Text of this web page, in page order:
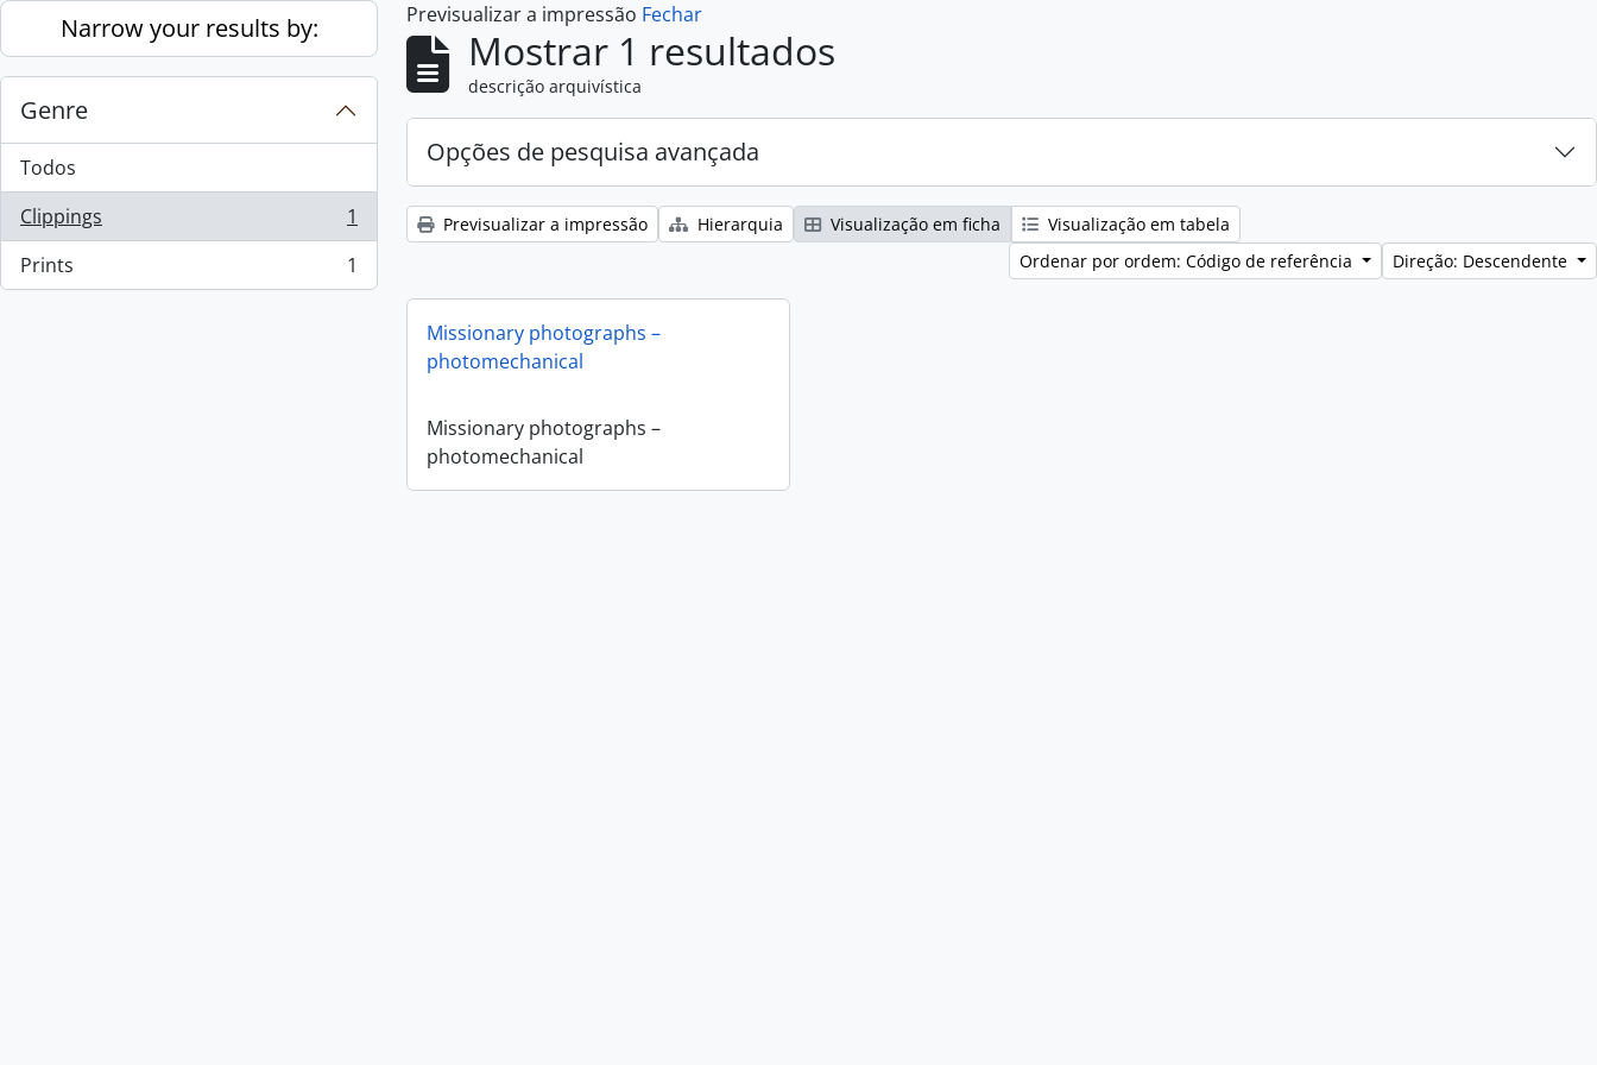
Skip to main content
Narrow your results by:
Genre
Todos
Clippings
, 1 resultados
1
Prints
, 1 resultados 1
Previsualizar a impressão Fechar
Mostrar 1 resultados
descrição arquivística
Opções de pesquisa avançada
Previsualizar a impressão Hierarquia Visualização em ficha
Visualização em tabela
Ordenar por ordem: Código de referência
Direção: Descendente
Missionary photographs –
photomechanical
Missionary photographs –
photomechanical